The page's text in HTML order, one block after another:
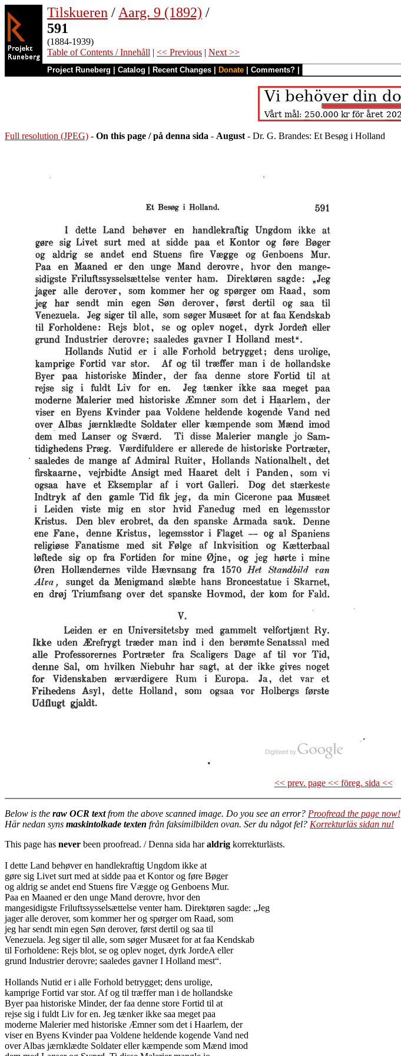
Tilskueren / Aarg. 9 (1892) /
591
(1884-1939)
Table of Contents / Innehåll | << Previous | Next >>
Project Runeberg Catalog Recent Changes Donate Comments?
Full resolution (JPEG) - On this page / på denna sida - August - Dr. G. Brandes: Et Besøg i Holland
<< prev. page << föreg. sida <<
Below is the raw OCR textfrom the above scanned image. Do you see an error? Proofread the page now!
Här nedan syns maskintolkade texten från faksimilbilden ovan. Ser du något fel? Korrekturläs sidan nu!
This page has never been proofread. / Denna sida haraldrig korrekturlästs.
I dette Land behøver en handlekraftig Ungdom ikke at
gøre sig Livet surt med at sidde paa et Kontor og føre Bøger
og aldrig se andet end Stuens fire Vægge og Genboens Mur.
Paa en Maaned er den unge Mand derovre, hvor den
mangesidigste Friluftssysselsættelse venter ham. Direktøren sagde: „Jeg
jager alle derover, som kommer her og spørger om Raad, som
jeg har sendt min egen Søn derover, først dertil og saa til
Venezuela. Jeg siger til alle, som søger Musæet for at faa Kendskab
til Forholdene: Rejs blot, se og oplev noget, dyrk JordeA eller
grund Industrier derovre; saaledes gavner I Holland mest“.
Hollands Nutid er i alle Forhold betrygget; dens urolige,
kamprige Fortid var stor. Af og til træffer man i de hollandske
Byer paa historiske Minder, der faa denne store Fortid til at
rejse sig i fuldt Liv for en. Jeg tænker ikke saa meget paa
moderne Malerier med historiske Æmner som det i Haarlem, der
viser en Byens Kvinder paa Voldene heldende kogende Vand ned
over Albas jærnklædte Soldater eller kæmpende som Mænd imod